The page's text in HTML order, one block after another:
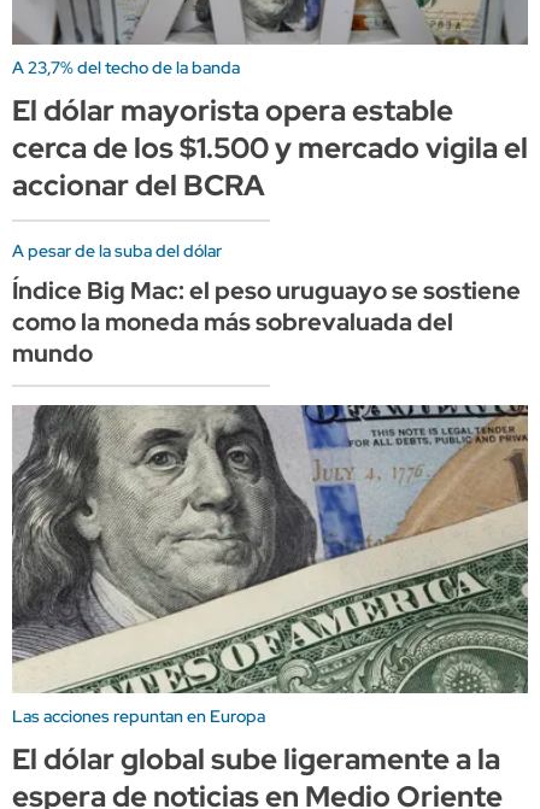
A 23,7% del techo de la banda
El dólar mayorista opera estable
cerca de los $1.500 y mercado vigila el
accionar del BCRA
A pesar de la suba del dólar
Índice Big Mac: el peso uruguayo se sostiene
como la moneda más sobrevaluada del
mundo
Las acciones repuntan en Europa
El dólar global sube ligeramente a la
espera de noticias en Medio Oriente